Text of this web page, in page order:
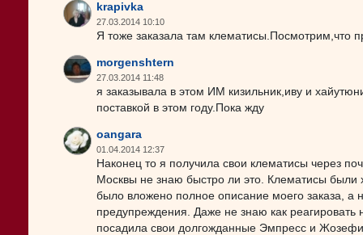
krapivka
27.03.2014 10:10
Я тоже заказала там клематисы.Посмотрим,что
morgenshtern
27.03.2014 11:48
я заказывала в этом ИМ кизильник,иву и
поставкой в этом году.Пока жду
oangara
01.04.2014 12:37
Наконец то я получила свои клематисы через
Москвы не знаю быстро ли это. Клематисы были
было вложено полное описание моего заказа, а
предупреждения. Даже не знаю как реагировать
посадила свои долгожданные Эмпресс и